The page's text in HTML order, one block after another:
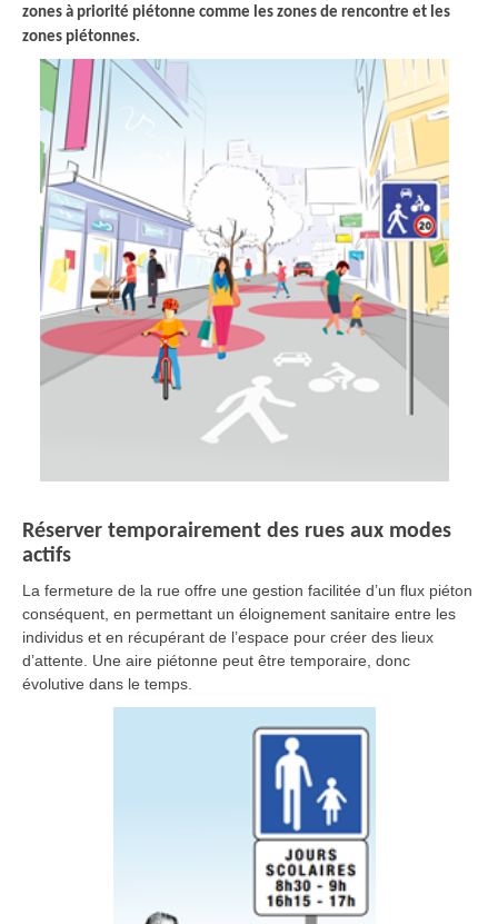
zones à priorité piétonne comme les zones de rencontre et les
zones piétonnes.
Réserver temporairement des rues aux modes
actifs
La fermeture de la rue offre une gestion facilitée d’un flux piéton
conséquent, en permettant un éloignement sanitaire entre les
individus et en récupérant de l’espace pour créer des lieux
d’attente. Une aire piétonne peut être temporaire, donc
évolutive dans le temps.